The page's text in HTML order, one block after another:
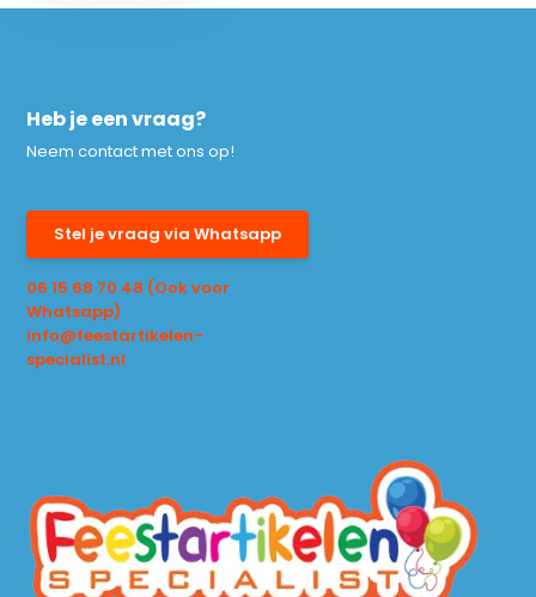
Heb je een vraag?
Neem contact met ons op!
Stel je vraag via Whatsapp
06 15 68 70 48 (Ook voor
Whatsapp)
info@feestartikelen-
specialist.nl